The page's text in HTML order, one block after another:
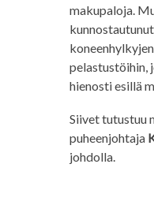
makupaloja.
pelastustöihin,
hienosti esillä
Siivet tutustuu
puheenjohtaja
johdolla.